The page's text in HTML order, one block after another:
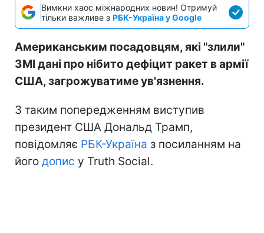
Вимкни хаос міжнародних новин! Отримуй
тільки важливе з РБК-Україна у Google
Американським посадовцям, які "злили"
ЗМІ дані про нібито дефіцит ракет в армії
США, загрожуватиме ув'язнення.
З таким попередженням виступив
президент США Дональд Трамп,
повідомляє РБК-Україна з посиланням на
його допис у Truth Social.